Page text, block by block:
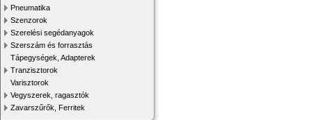
Pneumatika
Szenzorok
Szerelési segédanyagok
Szerszám és forrasztás
Tápegységek, Adapterek
Tranzisztorok
Varisztorok
Vegyszerek, ragasztók
Zavarszűrők, Ferritek